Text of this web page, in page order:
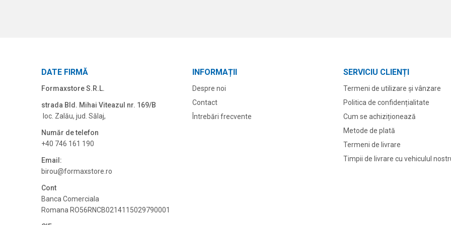
DATE FIRMĂ
Formaxstore S.R.L.
strada Bld. Mihai Viteazul nr. 169/B
loc. Zalău, jud. Sălaj,
Număr de telefon
+40 746 161 190
Email:
birou@formaxstore. ro
Cont
Banca Comerciala
Romana RO56RNCB0214115029790001
INFORMAȚII
Despre noi
Contact
Întrebări frecvente
SERVICIU CLIENȚI
Termeni de utilizare și vânzare
Politica de confidențialitate
Cum se achiziționează
Metode de plată
Termeni de livrare
Timpii de livrare cu vehiculul